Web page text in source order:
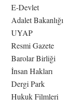
E-Devlet
Adalet Bakanlığı
UYAP
Resmi Gazete
Barolar Birliği
İnsan Hakları
Dergi Park
Hukuk Filmleri